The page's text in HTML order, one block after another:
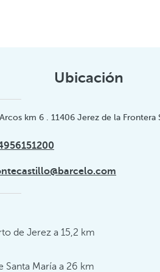
Ubicación
km 6 . 11406 Jerez de la Frontera
de Jerez a 15,2 km
Santa María a 26 km